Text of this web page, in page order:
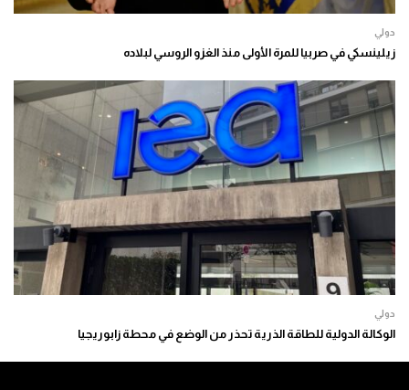
دولي
زيلينسكي في صربيا للمرة الأولى منذ الغزو الروسي لبلاده
دولي
الوكالة الدولية للطاقة الذرية تحذر من الوضع في محطة زابوريجيا